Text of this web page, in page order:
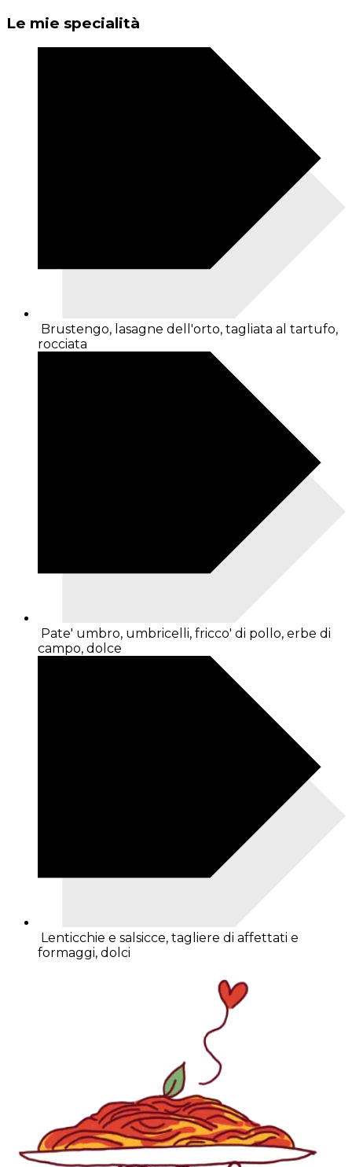
Le mie specialità
Brustengo, lasagne dell'orto, tagliata al tartufo,
rocciata
Pate' umbro, umbricelli, fricco' di pollo, erbe di
campo, dolce
Lenticchie e salsicce, tagliere di affettati e
formaggi, dolci